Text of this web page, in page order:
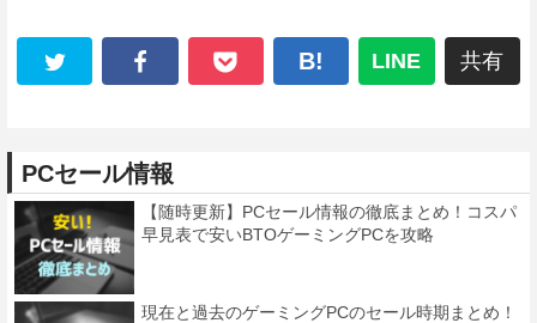
B! LINE 共有
PCセール情報
【随時更新】PCセール情報の徹底まとめ！コスパ
早見表で安いBTOゲーミングPCを攻略
現在と過去のゲーミングPCのセール時期まとめ！